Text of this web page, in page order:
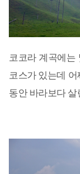
코코라 계곡에는
코스가 있는데
동안 바라보다